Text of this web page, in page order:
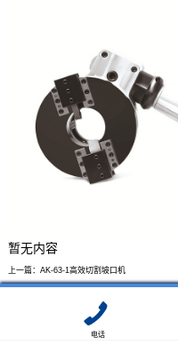
暂无内容
上一篇： AK-63-1高效切割坡口机
电话